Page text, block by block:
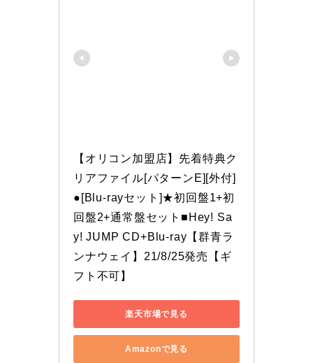
【オリコン加盟店】先着特典ク
リアファイル[パターンE][外付]
●[Blu-rayセット]★初回盤1+初
回盤2+通常盤セット■Hey! Sa
y! JUMP CD+Blu-ray【群青ラ
ンナウェイ】21/8/25発売【ギ
フト不可】
楽天市場で見る
Amazonで見る